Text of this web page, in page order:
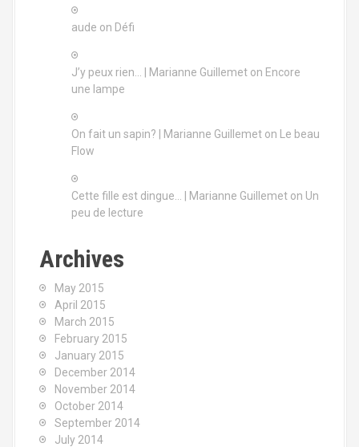
aude on Défi
J’y peux rien… | Marianne Guillemet on Encore
une lampe
On fait un sapin? | Marianne Guillemet on
Le beau
Flow
Cette fille est dingue… | Marianne Guillemet on Un
peu de lecture
Archives
May 2015
April 2015
March 2015
February 2015
January 2015
December 2014
November 2014
October 2014
September 2014
July 2014